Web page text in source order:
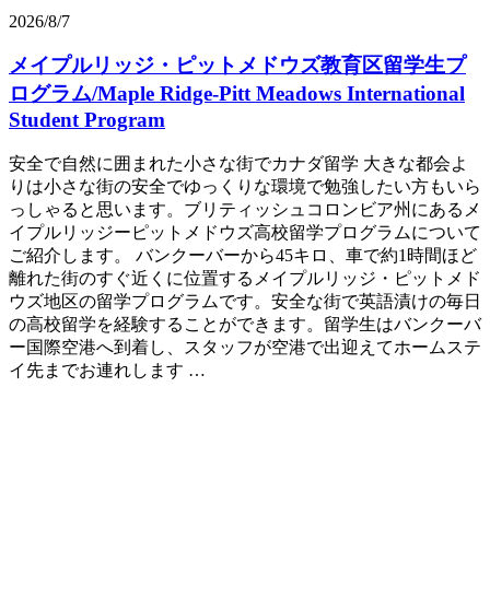
2026/8/7
メイプルリッジ・ピットメドウズ教育区留学生プ
ログラム/Maple Ridge-Pitt Meadows International
Student Program
安全で自然に囲まれた小さな街でカナダ留学 大きな都会よ
りは小さな街の安全でゆっくりな環境で勉強したい方もいら
っしゃると思います。ブリティッシュコロンビア州にあるメ
イプルリッジーピットメドウズ高校留学プログラムについて
ご紹介します。 バンクーバーから45キロ、車で約1時間ほど
離れた街のすぐ近くに位置するメイプルリッジ・ピットメド
ウズ地区の留学プログラムです。安全な街で英語漬けの毎日
の高校留学を経験することができます。留学生はバンクーバ
ー国際空港へ到着し、スタッフが空港で出迎えてホームステ
イ先までお連れします …